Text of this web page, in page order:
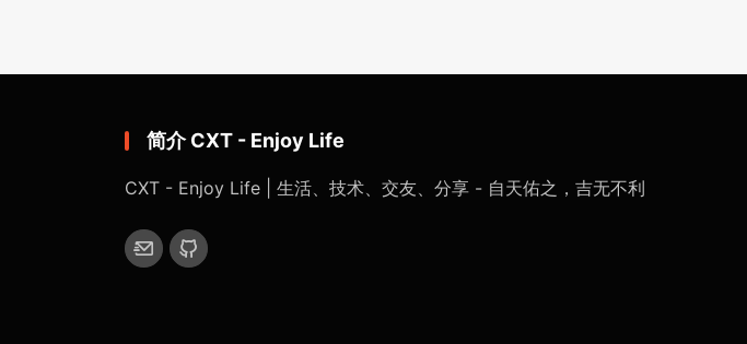
简介 CXT - Enjoy Life
CXT - Enjoy Life | 生活、技术、交友、分享 - 自天佑之，吉无不利